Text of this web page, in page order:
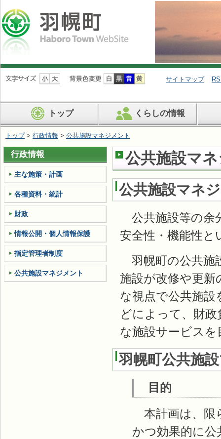
ナ
ビ
ン
を
ば
す
サイトマップ
トップ くらしの情報
トップ> 行政情報 > 公共施設マネジメント
公共施設マ
公共施設マネ
公共施設等の余
安全性・機能性
羽幌町の公共施
施設が改修や更新
な視点で公共施設
どによって、財
な施設サービス
羽幌町公共施
目的
本計画は、限
かつ効果的に
行政情報
主な施策・計画
各種資料・統計
財政
情報公開・個人情報保護
指定管理者制度
公共施設マネジメント